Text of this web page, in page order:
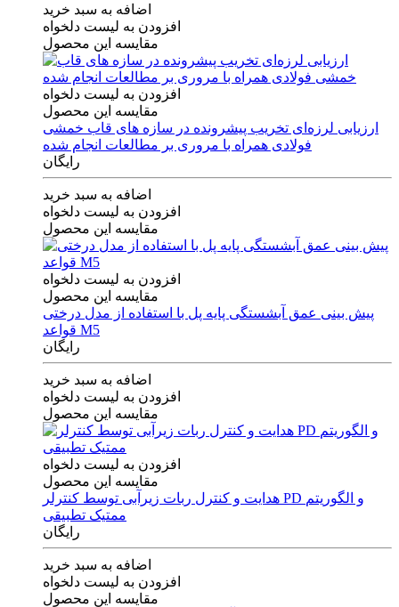
اضافه به سبد خرید
افزودن به لیست دلخواه
مقایسه این محصول
افزودن به لیست دلخواه
مقایسه این محصول
ارزیابی لرزه‌ای تخریب پیشرونده در سازه های قاب خمشی
فولادی همراه با مروری بر مطالعات انجام شده
رایگان
اضافه به سبد خرید
افزودن به لیست دلخواه
مقایسه این محصول
افزودن به لیست دلخواه
مقایسه این محصول
پیش بینی عمق آبشستگی پایه پل با استفاده از مدل درختی
قواعد M5
رایگان
اضافه به سبد خرید
افزودن به لیست دلخواه
مقایسه این محصول
افزودن به لیست دلخواه
مقایسه این محصول
هدایت و کنترل ربات زیرآبی توسط کنترلر PD و الگوریتم
ممتیک تطبیقی
رایگان
اضافه به سبد خرید
افزودن به لیست دلخواه
مقایسه این محصول